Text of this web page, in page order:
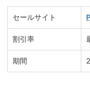
セールサイト
割引率
期間